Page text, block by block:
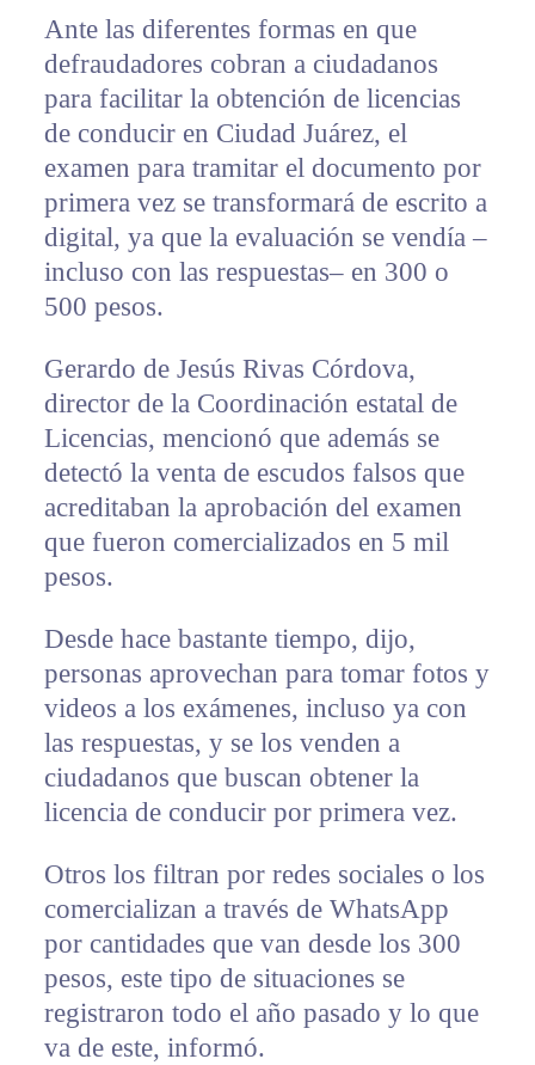
Ante las diferentes formas en que
defraudadores cobran a ciudadanos
para facilitar la obtención de licencias
de conducir en Ciudad Juárez, el
examen para tramitar el documento por
primera vez se transformará de escrito a
digital, ya que la evaluación se vendía –
incluso con las respuestas– en 300 o
500 pesos.
Gerardo de Jesús Rivas Córdova,
director de la Coordinación estatal de
Licencias, mencionó que además se
detectó la venta de escudos falsos que
acreditaban la aprobación del examen
que fueron comercializados en 5 mil
pesos.
Desde hace bastante tiempo, dijo,
personas aprovechan para tomar fotos y
videos a los exámenes, incluso ya con
las respuestas, y se los venden a
ciudadanos que buscan obtener la
licencia de conducir por primera vez.
Otros los filtran por redes sociales o los
comercializan a través de WhatsApp
por cantidades que van desde los 300
pesos, este tipo de situaciones se
registraron todo el año pasado y lo que
va de este, informó.